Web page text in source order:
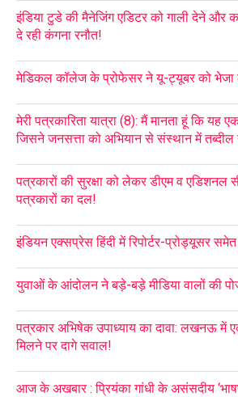
इंडिया टुडे की मैनेजिंग एडिटर को गाली देने और
दे रही कंगना रनौत!
मेडिकल कॉलेज के प्रोफेसर ने यू-ट्यूबर को भेजा
मेरी पत्रकारिता यात्रा (8): मैं मानता हूं कि यह
जिसने जनसत्ता को अभियान से संस्थान में तब्दील
पत्रकारों की सुरक्षा को लेकर डीएम व एडिशनल
पत्रकारों का दल!
इंडियन एक्सप्रेस हिंदी में रिपोर्टर-प्रोड्यूसर
युवाओं के आंदोलन ने बड़े-बड़े मीडिया वालों की
पत्रकार अभिषेक उपाध्याय का दावा: लखनऊ में
मिलने पर दागे सवाल!
आज के अखबार : प्रियंका गांधी के असंसदीय